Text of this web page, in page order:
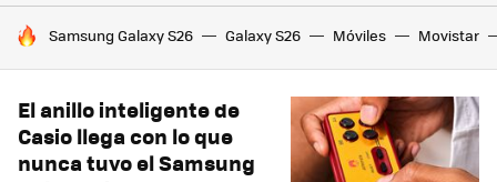
HOY SE HABLA DE
Samsung Galaxy S26 Galaxy S26 Móviles Movistar
El anillo inteligente de
Casio llega con lo que
nunca tuvo el Samsung